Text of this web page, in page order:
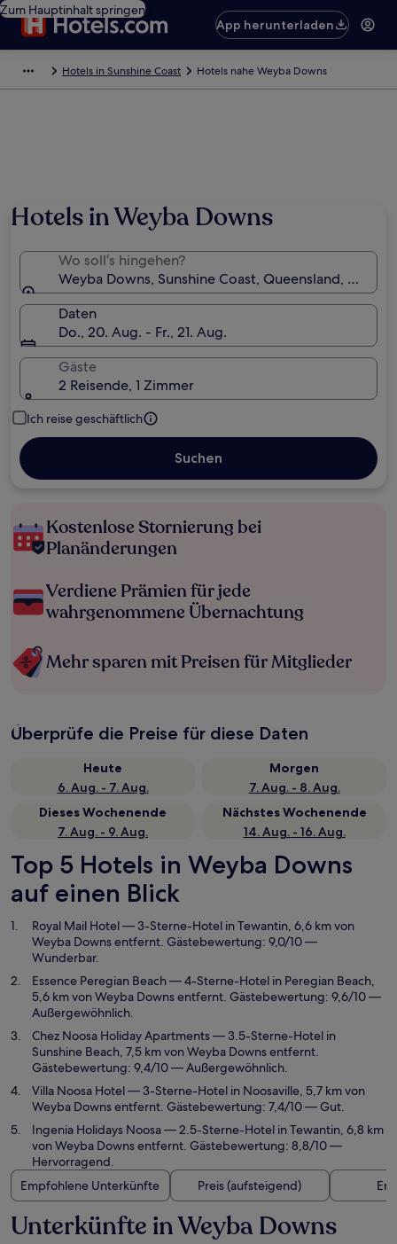
Zum Hauptinhalt springen
App herunterladen
Hotels in Sunshine Coast Hotels nahe Weyba Downs
Hotels in Weyba Downs
Wo soll’s hingehen?
Weyba Downs, Sunshine Coast, Queensland,
Daten
Do., 20. Aug. - Fr., 21. Aug.
Gäste
2 Reisende, 1 Zimmer
Ich reise geschäftlich
Suchen
Kostenlose Stornierung bei
Planänderungen
Verdiene Prämien für jede
wahrgenommene Übernachtung
Mehr sparen mit Preisen für Mitglieder
Überprüfe die Preise für diese Daten
Heute
6. Aug. - 7. Aug.
Morgen
7. Aug. - 8. Aug.
Dieses Wochenende
7. Aug. - 9. Aug.
Nächstes Wochenende
14. Aug. - 16. Aug.
Top 5 Hotels in Weyba Downs
auf einen Blick
Royal Mail Hotel— 3-Sterne-Hotel in Tewantin, 6,6 km von
Weyba Downs entfernt. Gästebewertung: 9,0/10 —
Wunderbar.
Essence Peregian Beach— 4-Sterne-Hotel in Peregian Beach,
5,6 km von Weyba Downs entfernt. Gästebewertung: 9,6/10 —
Außergewöhnlich.
Chez Noosa Holiday Apartments— 3.5-Sterne-Hotel in
Sunshine Beach, 7,5 km von Weyba Downs entfernt.
Gästebewertung: 9,4/10 — Außergewöhnlich.
Villa Noosa Hotel— 3-Sterne-Hotel in Noosaville, 5,7 km von
Weyba Downs entfernt. Gästebewertung: 7,4/10 — Gut.
Ingenia Holidays Noosa— 2.5-Sterne-Hotel in Tewantin, 6,8 km
von Weyba Downs entfernt. Gästebewertung: 8,8/10 —
Hervorragend.
Empfohlene Unterkünfte
Preis (aufsteigend)
Unterkünfte in Weyba Downs